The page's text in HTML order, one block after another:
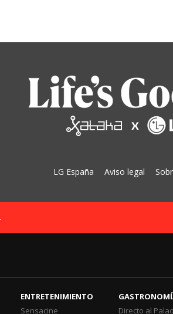
LG España Aviso legal
ENTRETENIMIENTO
Sensacine
Directo al